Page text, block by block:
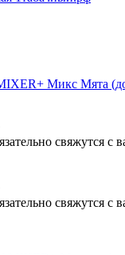
Микс Мята (до
свяжутся с
свяжутся с